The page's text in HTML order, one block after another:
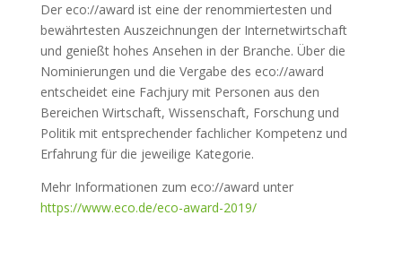
Der eco://award ist eine der renommiertesten und
bewährtesten Auszeichnungen der Internetwirtschaft
und genießt hohes Ansehen in der Branche. Über die
Nominierungen und die Vergabe des eco://award
entscheidet eine Fachjury mit Personen aus den
Bereichen Wirtschaft, Wissenschaft, Forschung und
Politik mit entsprechender fachlicher Kompetenz und
Erfahrung für die jeweilige Kategorie.
Mehr Informationen zum eco://award unter
https://www.eco.de/eco-award-2019/